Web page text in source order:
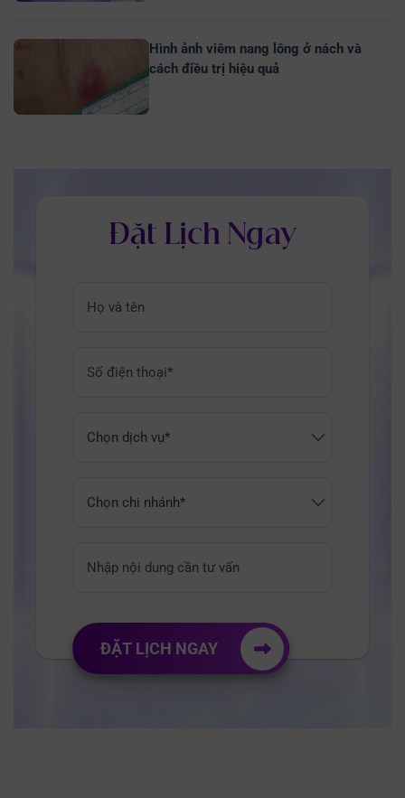
Hình ảnh viêm nang lông ở nách và
cách điều trị hiệu quả
Đặt Lịch Ngay
ĐẶT LỊCH NGAY